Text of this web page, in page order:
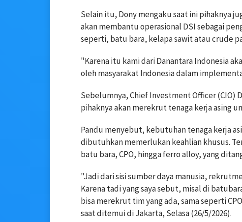
Selain itu, Dony mengaku saat ini pihaknya
akan membantu operasional DSI sebagai
seperti, batu bara, kelapa sawit atau crude
"Karena itu kami dari Danantara Indonesia
oleh masyarakat Indonesia dalam
Sebelumnya, Chief Investment Officer (CIO)
pihaknya akan merekrut tenaga kerja asing
Pandu menyebut, kebutuhan tenaga kerja
dibutuhkan memerlukan keahlian khusus.
batu bara, CPO, hingga ferro alloy, yang
"Jadi dari sisi sumber daya manusia,
Karena tadi yang saya sebut, misal di
bisa merekrut tim yang ada, sama seperti
saat ditemui di Jakarta, Selasa (26/5/2026).